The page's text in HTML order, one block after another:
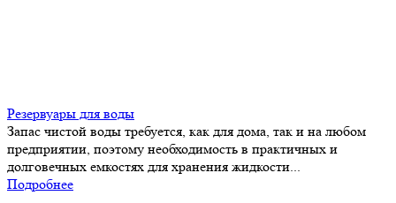
Резервуары для воды
Запас чистой воды требуется, как для дома, так и на любом
предприятии, поэтому необходимость в практичных и
долговечных емкостях для хранения жидкости...
Подробнее